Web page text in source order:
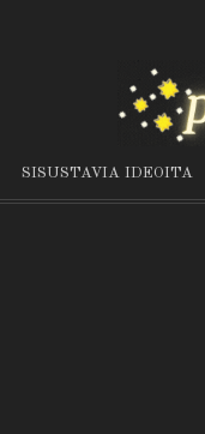
SISUSTAVIA IDEOITA